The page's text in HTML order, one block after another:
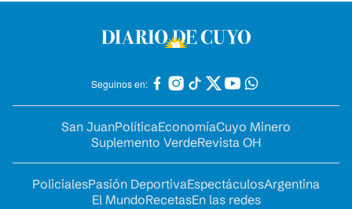
Seguinos en:
San JuanPolíticaEconomíaCuyo Minero
Suplemento VerdeRevista OH
PolicialesPasión DeportivaEspectáculosArgentina
El MundoRecetasEn las redes